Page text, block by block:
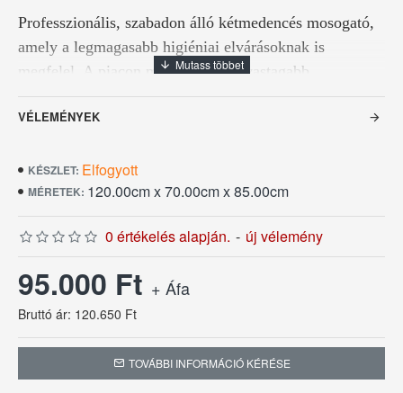
Professzionális, szabadon álló kétmedencés mosogató,
amely a legmagasabb higiéniai elvárásoknak is
megfelel. A piacon megszokottnál vastagabb
anyaghasználat és a mélyített medencék alkalmassá
teszik nagyméretű edények, tepsik és konyhai eszközök
Anyagvastagság: 1.2 mm
Rozsdamentes acélból készült
Hátsó felhajtással
Anyagminőség: SS201
VÉLEMÉNYEK
KÉSZLET: Elfogyott
MÉRETEK: 120.00cm x 70.00cm x 85.00cm
0 értékelés alapján. - új vélemény
95.000 Ft + Áfa
Bruttó ár: 120.650 Ft
TOVÁBBI INFORMÁCIÓ KÉRÉSE